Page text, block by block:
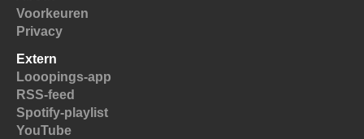
Voorkeuren
Privacy
Extern
Looopings-app
RSS-feed
Spotify-playlist
YouTube